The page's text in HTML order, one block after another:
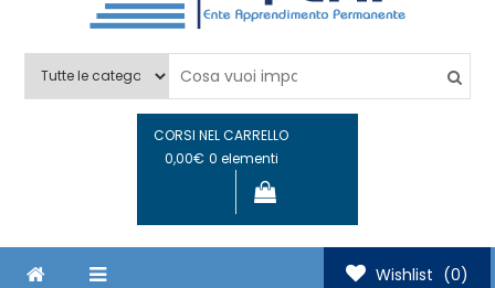
Agenzia MyEAP
CORSI NEL CARRELLO
0,00€ 0 elementi
Wishlist (0)